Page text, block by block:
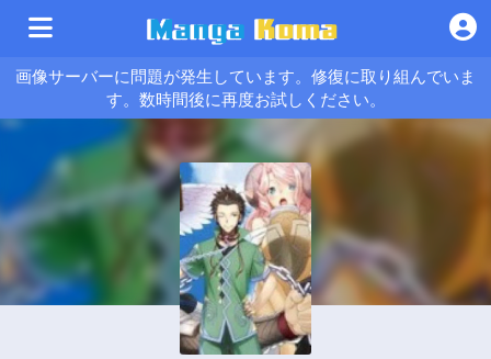
画像サーバーに問題が発生しています。修復に取り組んでいま
す。数時間後に再度お試しください。